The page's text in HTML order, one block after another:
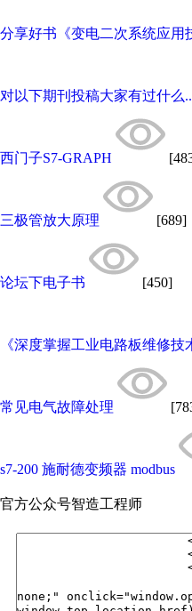
分享好书《变电二次系统应用
对以下期刊投稿大家有过什么
西门子S7-GRAPH
三极管放大原理 [689]
论坛下电子书 [450]
《深度掌握工业电路板维修技
常见电气故障处理
s7-200 施耐德变频器 modbus
官方公众号智造工程师